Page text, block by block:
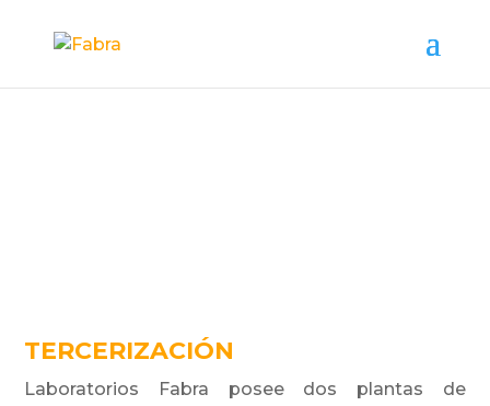
TERCERIZACIÓN
Laboratorios Fabra posee dos plantas de